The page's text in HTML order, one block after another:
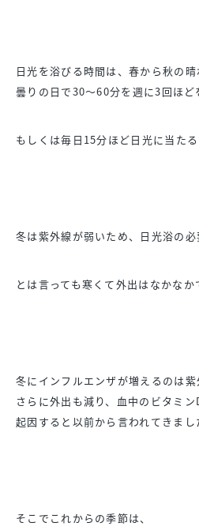
日光を浴びる時間は、春から秋の晴
曇りの日で30〜60分を週に3回ほど
もしくは毎日15分ほど日光に当たる
冬は紫外線が弱いため、日光浴の必
とは言っても寒くて外出はなかなか
冬にインフルエンザが増えるのは紫
さらに外出も減り、血中のビタミ
起因すると以前から言われてきまし
そこでこれからの季節は、